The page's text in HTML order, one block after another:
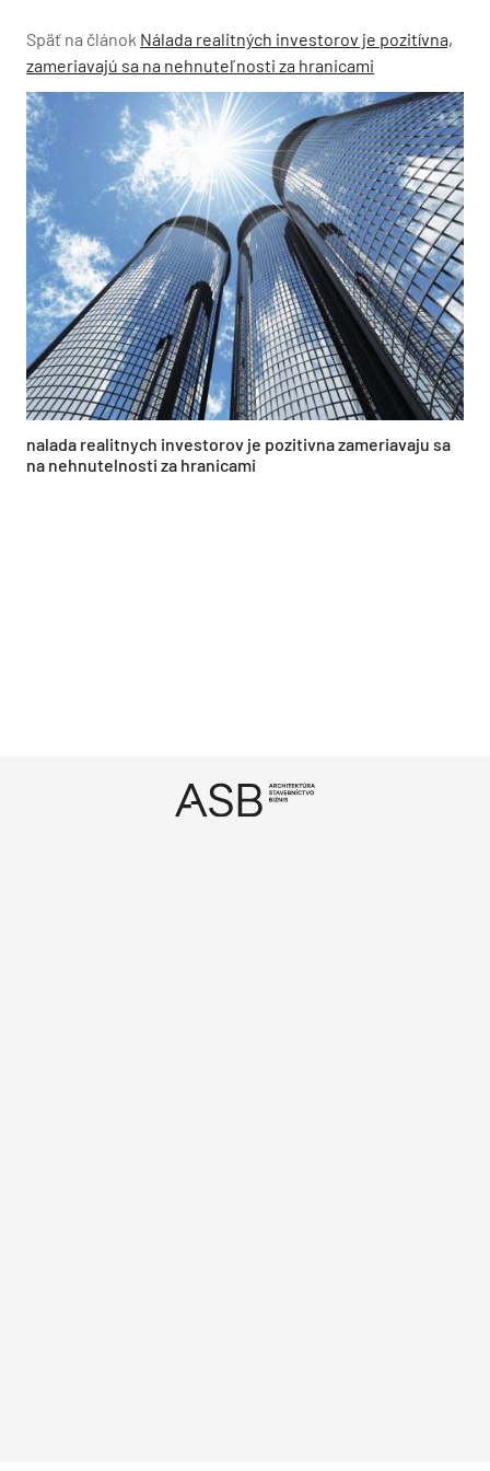
Späť na článok Nálada realitných investorov je pozitívna,
zameriavajú sa na nehnuteľnosti za hranicami
nalada realitnych investorov je pozitivna zameriavaju sa
na nehnutelnosti za hranicami